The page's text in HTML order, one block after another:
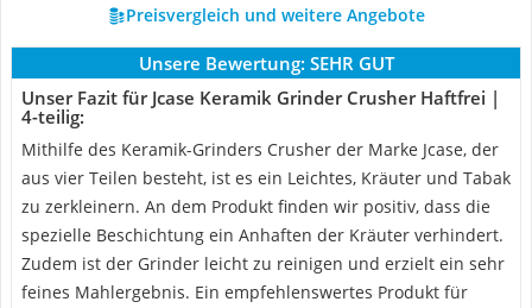
Preisvergleich und weitere Angebote
Unsere Bewertung: SEHR GUT
Unser Fazit für Jcase Keramik Grinder Crusher Haftfrei |
4-teilig:
Mithilfe des Keramik-Grinders Crusher der Marke Jcase, der
aus vier Teilen besteht, ist es ein Leichtes, Kräuter und Tabak
zu zerkleinern. An dem Produkt finden wir positiv, dass die
spezielle Beschichtung ein Anhaften der Kräuter verhindert.
Zudem ist der Grinder leicht zu reinigen und erzielt ein sehr
feines Mahlergebnis. Ein empfehlenswertes Produkt für